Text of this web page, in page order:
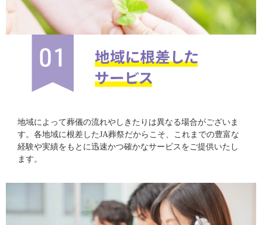
地域によって葬儀の流れやしきたりは異なる場合がございま
す。各地域に根差したJA葬祭だからこそ、これまでの豊富な
経験や実績をもとに迅速かつ確かなサービスをご提供いたし
ます。